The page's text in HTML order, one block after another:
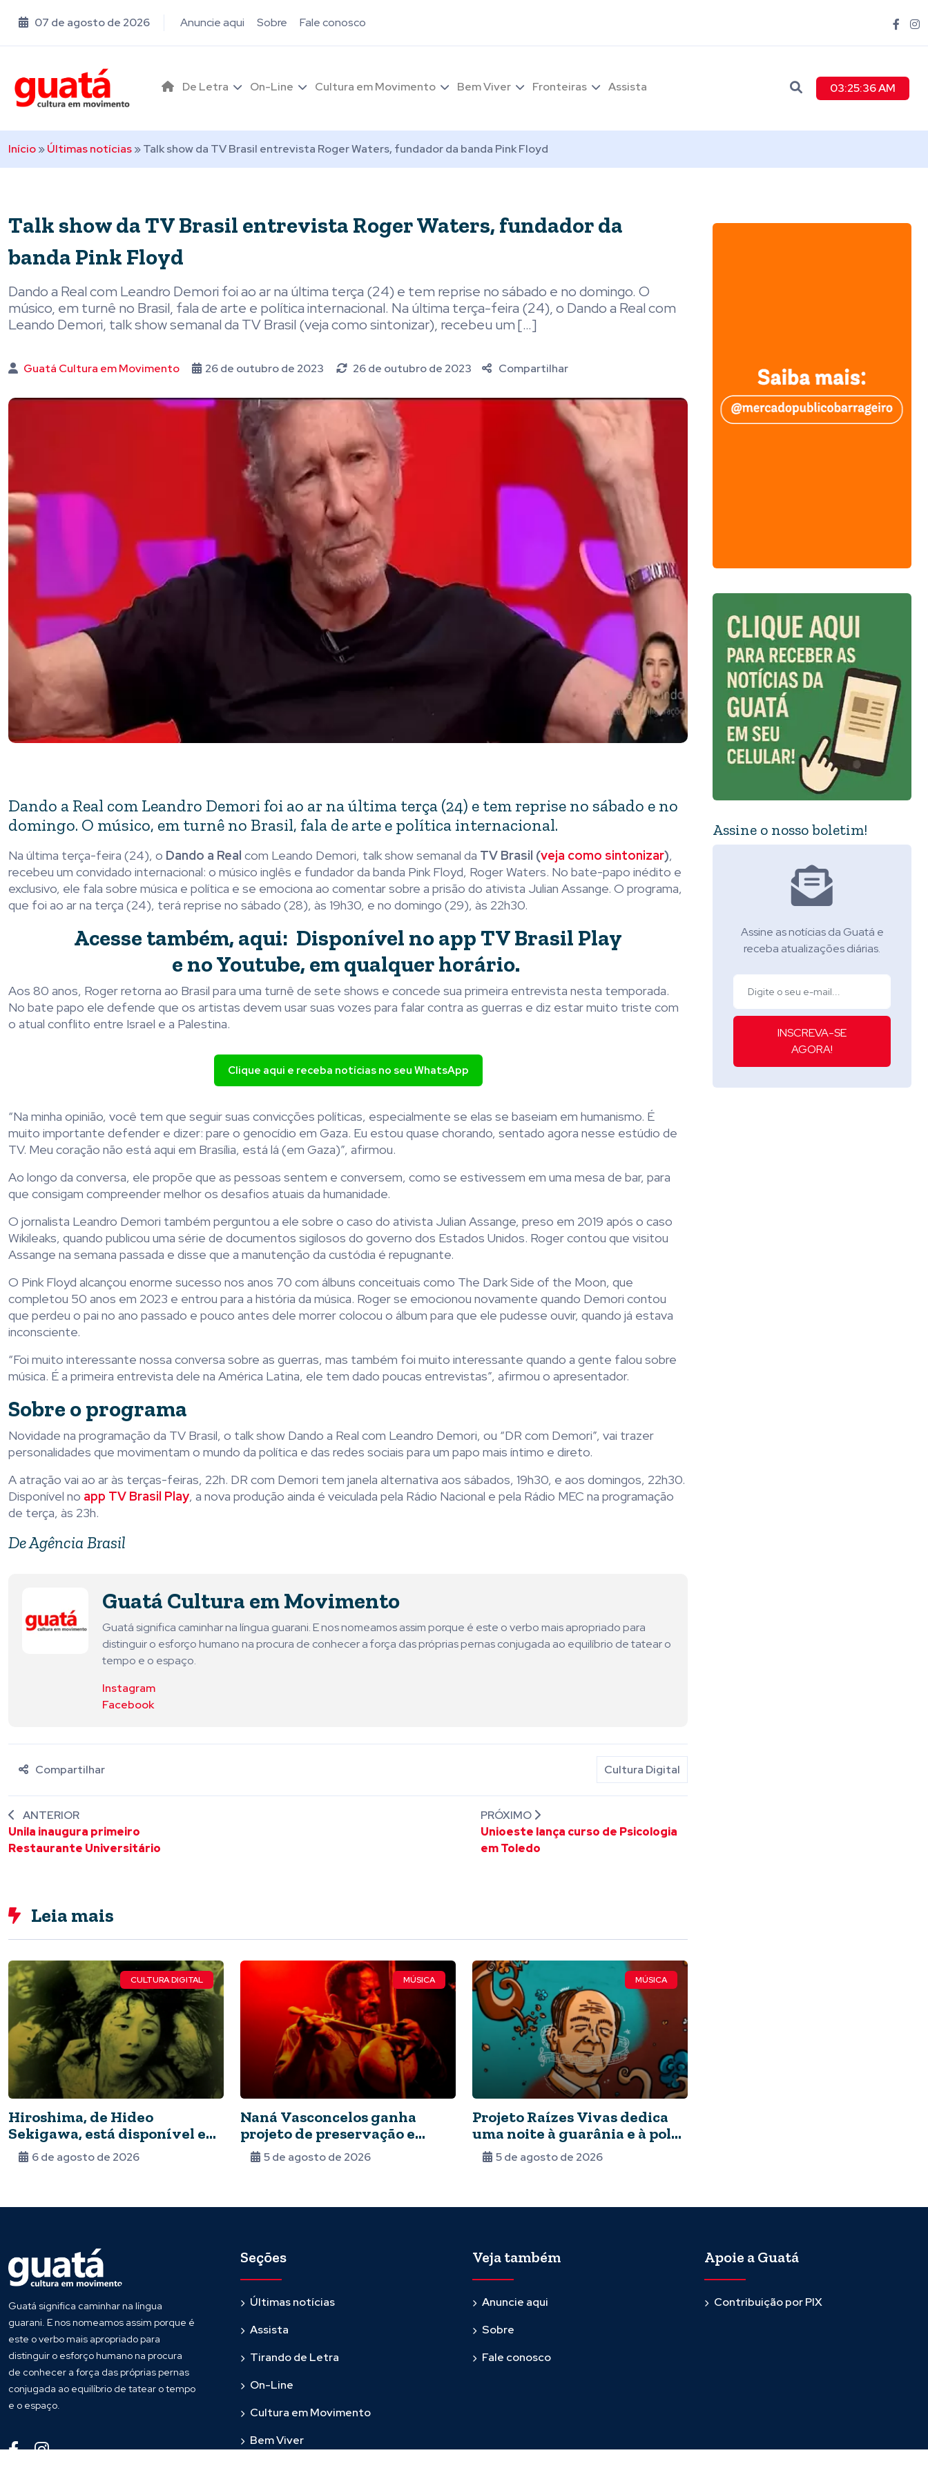
07 de agosto de 2026 Anuncie aqui Sobre Fale conosco
De Letra On-Line Cultura em Movimento Bem Viver Fronteiras Assista 03:25:37 AM
Início»Últimas notícias»Talk show da TV Brasil entrevista Roger Waters, fundador da banda Pink Floyd
Talk show da TV Brasil entrevista Roger Waters, fundador da
banda Pink Floyd
Dando a Real com Leandro Demori foi ao ar na última terça (24) e tem reprise no sábado e no domingo. O
músico, em turnê no Brasil, fala de arte e política internacional. Na última terça-feira (24), o Dando a Real com
Leando Demori, talk show semanal da TV Brasil (veja como sintonizar), recebeu um […]
Guatá Cultura em Movimento 26 de outubro de 2023 26 de outubro de 2023 Compartilhar
Dando a Real com Leandro Demori foi ao ar na última terça (24) e tem reprise no sábado e no
domingo. O músico, em turnê no Brasil, fala de arte e política internacional.
Na última terça-feira (24), o Dando a Real com Leando Demori, talk show semanal da TV Brasil (veja como sintonizar),
recebeu um convidado internacional: o músico inglês e fundador da banda Pink Floyd, Roger Waters. No bate-papo inédito e
exclusivo, ele fala sobre música e política e se emociona ao comentar sobre a prisão do ativista Julian Assange. O programa,
que foi ao ar na terça (24), terá reprise no sábado (28), às 19h30, e no domingo (29), às 22h30.
Acesse também, aqui: Disponível no app TV Brasil Play
e no Youtube, em qualquer horário.
Aos 80 anos, Roger retorna ao Brasil para uma turnê de sete shows e concede sua primeira entrevista nesta temporada.
No bate papo ele defende que os artistas devem usar suas vozes para falar contra as guerras e diz estar muito triste com
o atual conflito entre Israel e a Palestina.
Clique aqui e receba notícias no seu WhatsApp
“Na minha opinião, você tem que seguir suas convicções políticas, especialmente se elas se baseiam em humanismo. É
muito importante defender e dizer: pare o genocídio em Gaza. Eu estou quase chorando, sentado agora nesse estúdio de
TV. Meu coração não está aqui em Brasília, está lá (em Gaza)”, afirmou.
Ao longo da conversa, ele propõe que as pessoas sentem e conversem, como se estivessem em uma mesa de bar, para
que consigam compreender melhor os desafios atuais da humanidade.
O jornalista Leandro Demori também perguntou a ele sobre o caso do ativista Julian Assange, preso em 2019 após o caso
Wikileaks, quando publicou uma série de documentos sigilosos do governo dos Estados Unidos. Roger contou que visitou
Assange na semana passada e disse que a manutenção da custódia é repugnante.
O Pink Floyd alcançou enorme sucesso nos anos 70 com álbuns conceituais como The Dark Side of the Moon, que
completou 50 anos em 2023 e entrou para a história da música. Roger se emocionou novamente quando Demori contou
que perdeu o pai no ano passado e pouco antes dele morrer colocou o álbum para que ele pudesse ouvir, quando já estava
inconsciente.
“Foi muito interessante nossa conversa sobre as guerras, mas também foi muito interessante quando a gente falou sobre
música. É a primeira entrevista dele na América Latina, ele tem dado poucas entrevistas”, afirmou o apresentador.
Sobre o programa
Novidade na programação da TV Brasil, o talk show Dando a Real com Leandro Demori, ou “DR com Demori”, vai trazer
personalidades que movimentam o mundo da política e das redes sociais para um papo mais íntimo e direto.
A atração vai ao ar às terças-feiras, 22h. DR com Demori tem janela alternativa aos sábados, 19h30, e aos domingos, 22h30.
Disponível no app TV Brasil Play, a nova produção ainda é veiculada pela Rádio Nacional e pela Rádio MEC na programação
de terça, às 23h.
De Agência Brasil
Guatá Cultura em Movimento
Guatá significa caminhar na língua guarani. E nos nomeamos assim porque é este o verbo mais apropriado para
distinguir o esforço humano na procura de conhecer a força das próprias pernas conjugada ao equilíbrio de tatear o
tempo e o espaço.
Instagram
Facebook
Compartilhar Cultura Digital
ANTERIOR
Unila inaugura primeiro
Restaurante Universitário
PRÓXIMO
Unioeste lança curso de Psicologia
em Toledo
Leia mais
CULTURA DIGITAL
Hiroshima, de Hideo
Sekigawa, está disponível em
streaming
6 de agosto de 2026
MÚSICA
Naná Vasconcelos ganha
projeto de preservação e
difusão de seu acervo
5 de agosto de 2026
MÚSICA
Projeto Raízes Vivas dedica
uma noite à guarânia e à polca
paraguaia
5 de agosto de 2026
Assine o nosso boletim!
Assine as notícias da Guatá e
receba atualizações diárias.
INSCREVA-SE
AGORA!
Guatá significa caminhar na língua
guarani. E nos nomeamos assim porque é
este o verbo mais apropriado para
distinguir o esforço humano na procura
de conhecer a força das próprias pernas
conjugada ao equilíbrio de tatear o tempo
e o espaço.
Seções
Últimas notícias
Assista
Tirando de Letra
On-Line
Cultura em Movimento
Bem Viver
Veja também
Anuncie aqui
Sobre
Fale conosco
Apoie a Guatá
Contribuição por PIX